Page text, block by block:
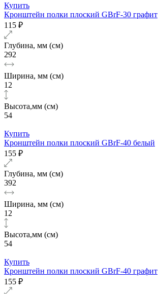
Купить
Кронштейн полки плоский GBrF-30 графит
115 ₽
Глубина, мм (см)
292
Ширина, мм (см)
12
Высота,мм (см)
54
Купить
Кронштейн полки плоский GBrF-40 белый
155 ₽
Глубина, мм (см)
392
Ширина, мм (см)
12
Высота,мм (см)
54
Купить
Кронштейн полки плоский GBrF-40 графит
155 ₽